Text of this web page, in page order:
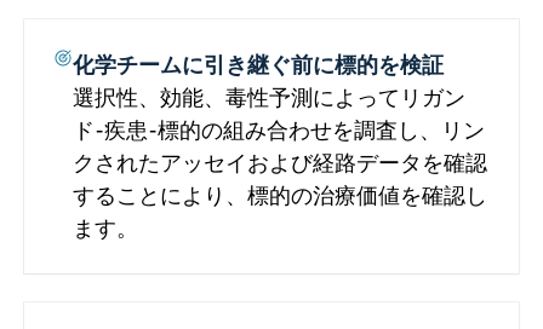
化学チームに引き継ぐ前に標的を検証
選択性、効能、毒性予測によってリガン
ド-疾患-標的の組み合わせを調査し、リン
クされたアッセイおよび経路データを確認
することにより、標的の治療価値を確認し
ます。